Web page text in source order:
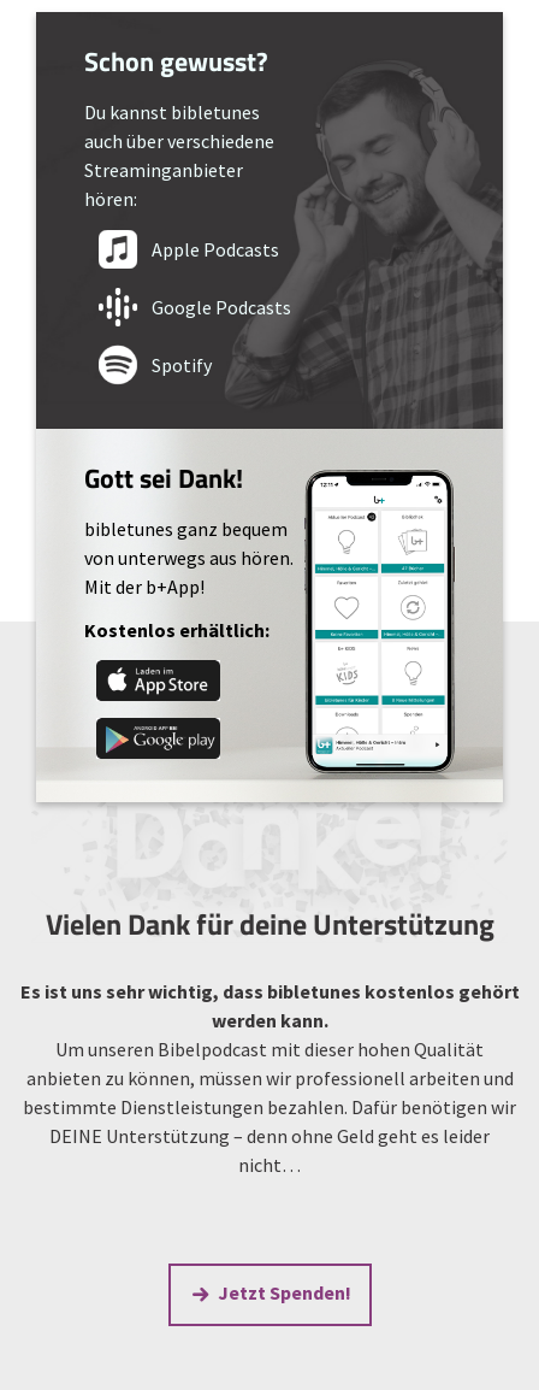
Schon gewusst?
Du kannst bibletunes
auch über verschiedene
Streaminganbieter
hören:
Apple Podcasts
Google Podcasts
Spotify
Gott sei Dank!
bibletunes ganz bequem
von unterwegs aus hören.
Mit der b+App!
Kostenlos erhältlich:
Vielen Dank für deine Unterstützung
Es ist uns sehr wichtig, dass bibletunes kostenlos gehört
werden kann.
Um unseren Bibelpodcast mit dieser hohen Qualität
anbieten zu können, müssen wir professionell arbeiten und
bestimmte Dienstleistungen bezahlen. Dafür benötigen wir
DEINE Unterstützung – denn ohne Geld geht es leider
nicht…
Jetzt Spenden!